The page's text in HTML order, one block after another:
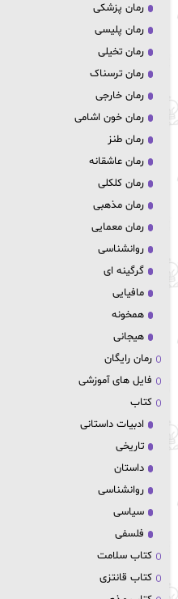
رمان پزشکی
رمان پلیسی
رمان تخیلی
رمان ترسناک
رمان خارجی
رمان خون اشامی
رمان طنز
رمان عاشقانه
رمان کلکلی
رمان مذهبی
رمان معمایی
روانشناسی
گرگینه ای
مافیایی
همخونه
هیجانی
رمان رایگان
فایل های آموزشی
کتاب
ادبیات داستانی
تاریخی
داستان
روانشناسی
سیاسی
فلسفی
کتاب سلامت
کتاب قانتزی